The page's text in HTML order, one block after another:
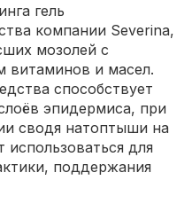
гель
компании Severina,
мозолей с
и масел.
способствует
эпидермиса, при
сводя натоптыши на
использоваться для
поддержания